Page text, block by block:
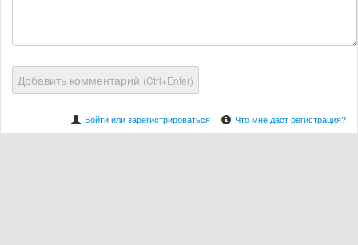
Добавить комментарий (Ctrl+Enter)
Войти или зарегистрироваться Что мне даст регистрация?